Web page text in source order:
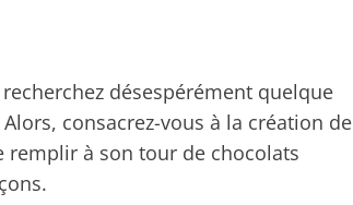
désespérément quelque
consacrez-vous à la création de
remplir à son tour de chocolats